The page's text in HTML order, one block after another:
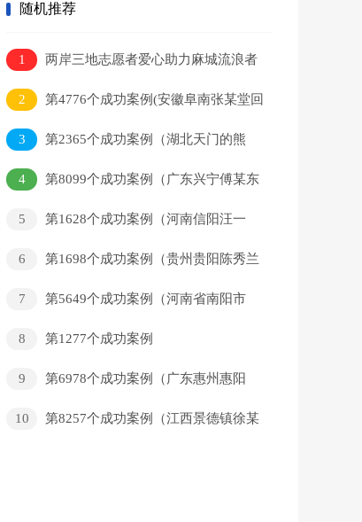
随机推荐
1
两岸三地志愿者爱心助力麻城流浪者
回家
2
第4776个成功案例(安徽阜南张某堂回
家）
3
第2365个成功案例（湖北天门的熊
某回家）
4
第8099个成功案例（广东兴宁傅某东
5
第1628个成功案例（河南信阳汪一
6
第1698个成功案例（贵州贵阳陈秀兰
7
第5649个成功案例（河南省南阳市
8
第1277个成功案例
9
第6978个成功案例（广东惠州惠阳
10
第8257个成功案例（江西景德镇徐某